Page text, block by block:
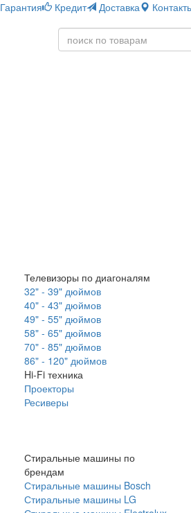
Гарантия Кредит Доставка
Телевизоры по диагоналям
32" - 39" дюймов
40" - 43" дюймов
49" - 55" дюймов
58" - 65" дюймов
70" - 85" дюймов
86" - 120" дюймов
Hi-Fi техника
Проекторы
Ресиверы
Стиральные машины по
брендам
Стиральные машины Bosch
Стиральные машины LG